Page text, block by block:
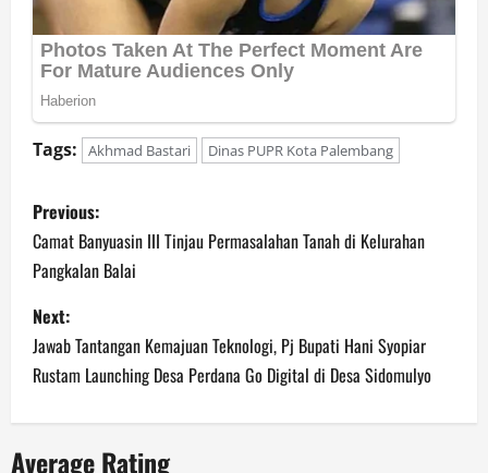
Tags: Akhmad Bastari Dinas PUPR Kota Palembang
P
o
s
t
n
a
Previous:
Camat Banyuasin III Tinjau Permasalahan Tanah di Kelurahan
Pangkalan Balai
Next:
Jawab Tantangan Kemajuan Teknologi, Pj Bupati Hani Syopiar
Rustam Launching Desa Perdana Go Digital di Desa Sidomulyo
Average Rating